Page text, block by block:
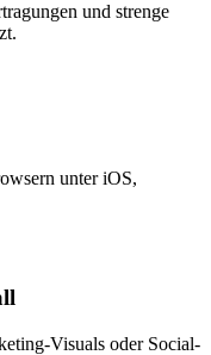
und strenge
unter iOS,
Visuals oder Social-